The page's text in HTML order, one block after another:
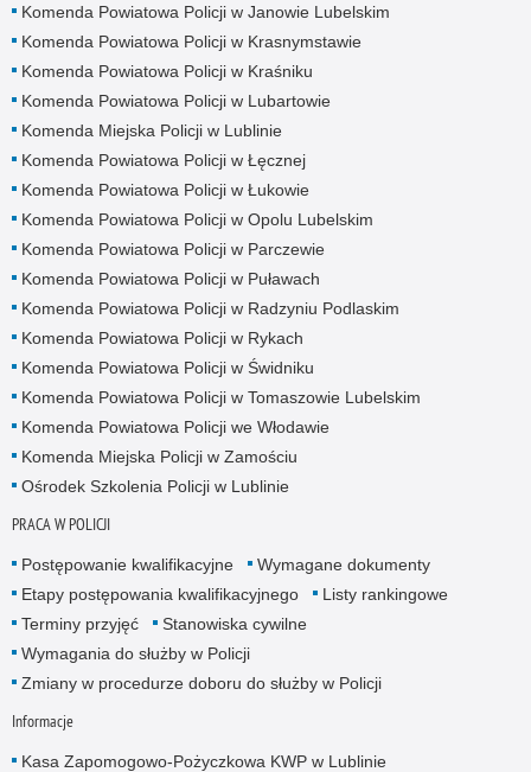
Komenda Powiatowa Policji w Janowie Lubelskim
Komenda Powiatowa Policji w Krasnymstawie
Komenda Powiatowa Policji w Kraśniku
Komenda Powiatowa Policji w Lubartowie
Komenda Miejska Policji w Lublinie
Komenda Powiatowa Policji w Łęcznej
Komenda Powiatowa Policji w Łukowie
Komenda Powiatowa Policji w Opolu Lubelskim
Komenda Powiatowa Policji w Parczewie
Komenda Powiatowa Policji w Puławach
Komenda Powiatowa Policji w Radzyniu Podlaskim
Komenda Powiatowa Policji w Rykach
Komenda Powiatowa Policji w Świdniku
Komenda Powiatowa Policji w Tomaszowie Lubelskim
Komenda Powiatowa Policji we Włodawie
Komenda Miejska Policji w Zamościu
Ośrodek Szkolenia Policji w Lublinie
PRACA W POLICJI
Postępowanie kwalifikacyjne
Wymagane dokumenty
Etapy postępowania kwalifikacyjnego
Listy rankingowe
Terminy przyjęć
Stanowiska cywilne
Wymagania do służby w Policji
Zmiany w procedurze doboru do służby w Policji
Informacje
Kasa Zapomogowo-Pożyczkowa KWP w Lublinie